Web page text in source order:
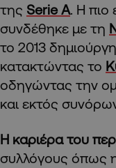
της Serie A. Η πιο
συνδέθηκε με τη
το 2013
κατακτώντας το
οδηγώντας την
και εκτός
Η καριέρα του
συλλόγους όπως η